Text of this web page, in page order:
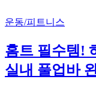
운동/피트니스
홈트 필수템!
실내 풀업바